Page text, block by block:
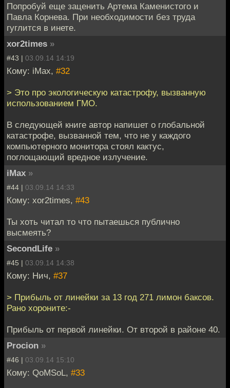
Попробуй еще заценить Артема Каменистого и
Павла Корнева. При необходимости без труда
гуглится в инете.
xor2times »
#43 | 03.09.14 14:19
Кому: iMax, #32
> Это про экологическую катастрофу, вызванную
использованием ГМО.
В следующей книге автор напишет о глобальной
катастрофе, вызванной тем, что не у каждого
компьютерного монитора стоял кактус,
поглощающий вредное излучение.
iMax »
#44 | 03.09.14 14:33
Кому: xor2times, #43
Ты хоть читал то что пытаешься публично
высмеять?
SecondLife »
#45 | 03.09.14 14:38
Кому: Нич, #37
> Прибыль от линейки за 13 год 271 лимон баксов.
Рано хороните:-
Прибыль от первой линейки. От второй в районе 40.
Procion »
#46 | 03.09.14 15:10
Кому: QoMSoL, #33